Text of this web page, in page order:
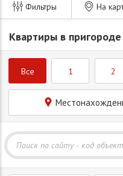
Фильтры На
Квартиры в пригороде
Все 1 2